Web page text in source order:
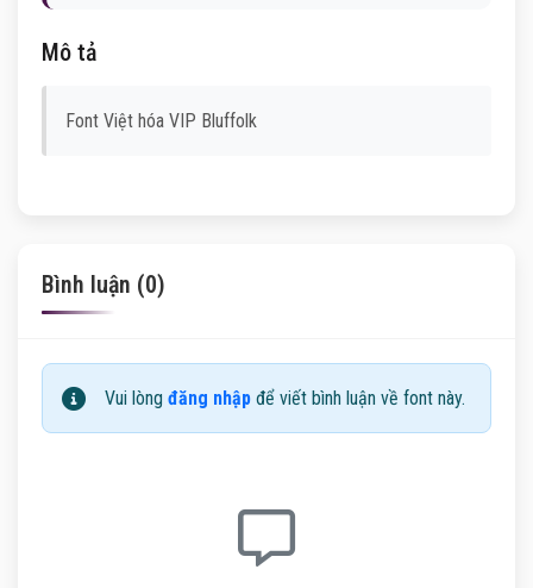
Mô tả
Font Việt hóa VIP Bluffolk
Bình luận (0)
Vui lòng đăng nhập để viết bình luận về font này.